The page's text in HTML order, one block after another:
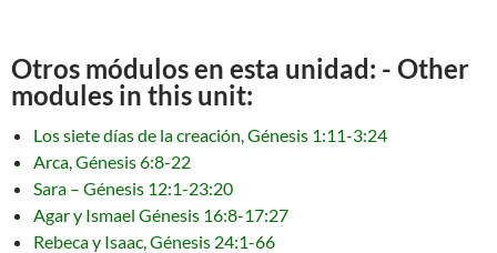
Otros módulos en esta unidad: - Other
modules in this unit:
Los siete días de la creación, Génesis 1:11-3:24
Arca, Génesis 6:8-22
Sara – Génesis 12:1-23:20
Agar y Ismael Génesis 16:8-17:27
Rebeca y Isaac, Génesis 24:1-66